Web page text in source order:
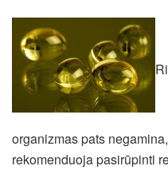
organizmas pats
rekomenduoja pasirūpinti